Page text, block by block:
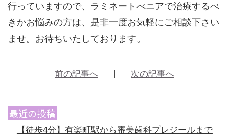
行っていますので、ラミネートべニアで治療するべ
きかお悩みの方は、是非一度お気軽にご相談下さい
ませ。お待ちいたしております。
前の記事へ 次の記事へ
最近の投稿
【徒歩4分】有楽町駅から審美歯科プレジールまで